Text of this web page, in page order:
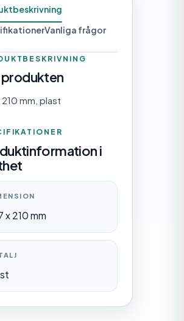
Vanliga frågor
produkten
210 mm, plast
i
x 210 mm